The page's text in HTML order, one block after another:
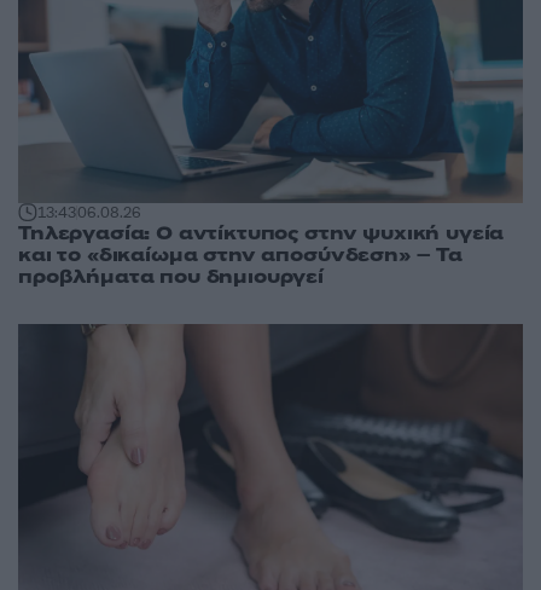
13:4306.08.26
Τηλεργασία: Ο αντίκτυπος στην ψυχική υγεία
και το «δικαίωμα στην αποσύνδεση» – Τα
προβλήματα που δημιουργεί